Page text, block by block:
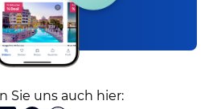
Sie uns auch hier: